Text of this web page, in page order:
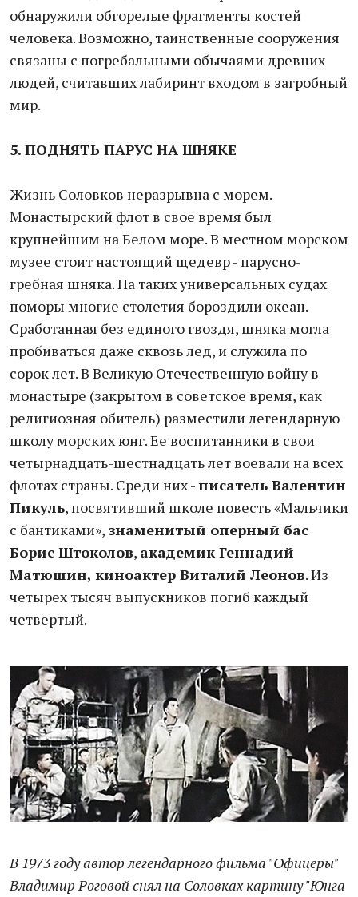
обнаружили обгорелые фрагменты костей
человека. Возможно, таинственные сооружения
связаны с погребальными обычаями древних
людей, считавших лабиринт входом в загробный
мир.
5. ПОДНЯТЬ ПАРУС НА ШНЯКЕ
Жизнь Соловков неразрывна с морем.
Монастырский флот в свое время был
крупнейшим на Белом море. В местном морском
музее стоит настоящий щедевр - парусно-
гребная шняка. На таких универсальных судах
поморы многие столетия бороздили океан.
Сработанная без единого гвоздя, шняка могла
пробиваться даже сквозь лед, и служила по
сорок лет. В Великую Отечественную войну в
монастыре (закрытом в советское время, как
религиозная обитель) разместили легендарную
школу морских юнг. Ее воспитанники в свои
четырнадцать-шестнадцать лет воевали на всех
флотах страны. Среди них -писатель Валентин
Пикуль, посвятивший школе повесть «Мальчики
с бантиками», знаменитый оперный бас
Борис Штоколов, академик Геннадий
Матюшин, киноактер Виталий Леонов. Из
четырех тысяч выпускников погиб каждый
четвертый.
В 1973 году автор легендарного фильма "Офицеры"
Владимир Роговой снял на Соловках картину "Юнга